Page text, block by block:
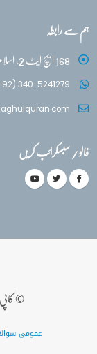
ہم سے رابطہ
168 ایچ ایٹ 2، اسلام آباد
340-5241279
فالو / سبسکرائب کریں
© کاپی رائٹ 1999-
عمومی